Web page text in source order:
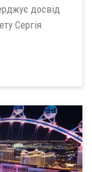
досвід
Сергія